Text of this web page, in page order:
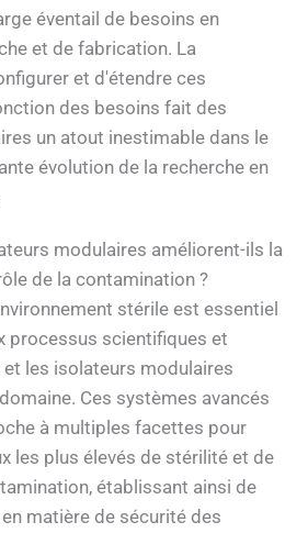
éventail de besoins en
et de fabrication. La
et d'étendre ces
des besoins fait des
un atout inestimable dans le
évolution de la recherche en
modulaires améliorent-ils la
de la contamination ?
stérile est essentiel
processus scientifiques et
les isolateurs modulaires
Ces systèmes avancés
à multiples facettes pour
les plus élevés de stérilité et de
établissant ainsi de
matière de sécurité des